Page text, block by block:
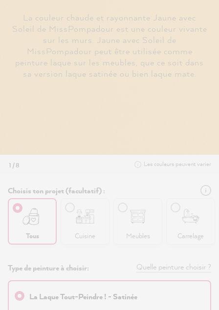
La couleur chaude et rayonnante Jaune avec
Soleil de MissPompadour est une couleur vivante
sur les murs. Jaune avec Soleil de
MissPompadour peut être utilisée comme
peinture laque sur les meubles, que ce soit dans
sa version laque satinée ou bien laque mate.
1 / 8 Les couleurs peuvent varier
Choisis ton projet (facultatif) :
Tous Cuisine Meubles Carrelage
Type de peinture à choisir: Quelle peinture choisir ?
La Laque Tout-Peindre ! - Satinée